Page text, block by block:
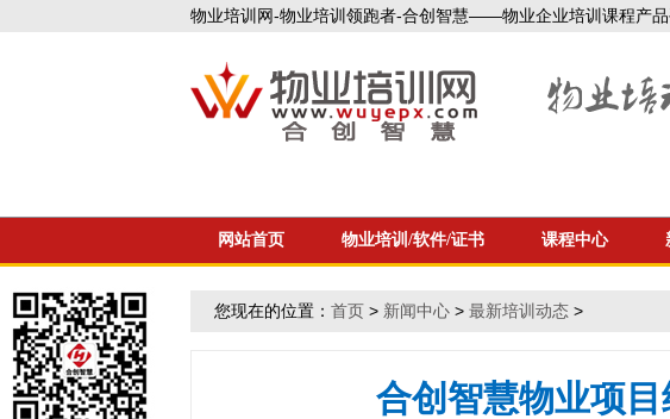
物业培训网-物业培训领跑者-合创智慧——物业企业培训课程产品
网站首页 物业培训/软件/证书 课程中心
您现在的位置： 首页 > 新闻中心 > 最新培训动态 >
合创智慧物业项